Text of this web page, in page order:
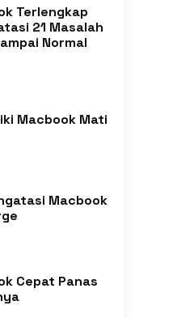
Terlengkap
21 Masalah
Normal
Macbook Mati
Macbook
Cepat Panas